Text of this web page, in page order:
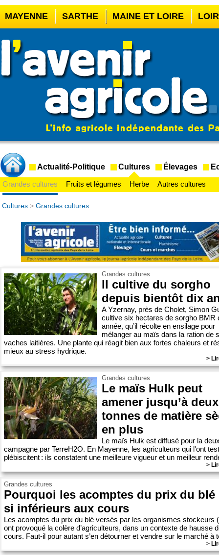
MAYENNE SARTHE MAINE ET LOIRE
CASINO EN LIGNE MEILLEUR BOOKMAKER
CASINO EN LIGNE FRANCE LÉGAL
CRYPTO CASINO
Actualité-Politique Cultures Élevages
Grandes cultures Fruits et légumes Herbe Autres cultures
Cultures > Grandes cultures
Grandes cultures
Il cultive du sorgho
depuis bientôt dix
A Yzernay, près de Cholet, Simon
cultive six hectares de sorgho BMR
année, qu’il récolte en ensilage pour
mélanger au maïs dans la ration de
vaches laitières. Une plante qui réagit bien aux fortes chaleurs et
mieux au stress hydrique.
>
Grandes cultures
Le maïs Hulk peut
amener jusqu’à deux
tonnes de matière
en plus
Le maïs Hulk est diffusé pour la
campagne par TerreH2O. En Mayenne, les agriculteurs qui l'ont
plébiscitent : ils constatent une meilleure vigueur et un meilleur
>
Grandes cultures
Pourquoi les acomptes du prix du blé
si inférieurs aux cours
Les acomptes du prix du blé versés par les organismes stockeurs
ont provoqué la colère d’agriculteurs, dans un contexte de hausse
cours. Faut-il pour autant s’en détourner et vendre sur le marché à
>